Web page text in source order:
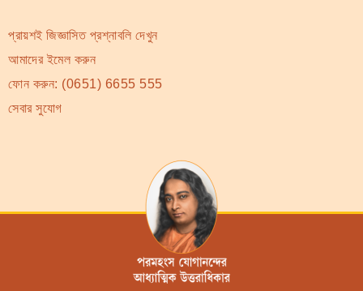
প্রায়শই জিজ্ঞাসিত প্রশ্নাবলি দেখুন
আমাদের ইমেল করুন
ফোন করুন: (0651) 6655 555
সেবার সুযোগ